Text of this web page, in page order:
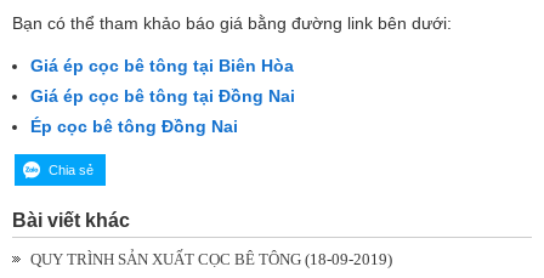
Bạn có thể tham khảo báo giá bằng đường link bên dưới:
Giá ép cọc bê tông tại Biên Hòa
Giá ép cọc bê tông tại Đồng Nai
Ép cọc bê tông Đồng Nai
Bài viết khác
QUY TRÌNH SẢN XUẤT CỌC BÊ TÔNG (18-09-2019)